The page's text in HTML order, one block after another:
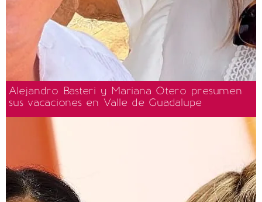
Alejandro Basteri y Mariana Otero presumen
sus vacaciones en Valle de Guadalupe